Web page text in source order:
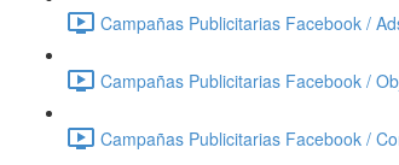
Campañas Publicitarias Facebook /
Campañas Publicitarias Facebook /
Campañas Publicitarias Facebook /